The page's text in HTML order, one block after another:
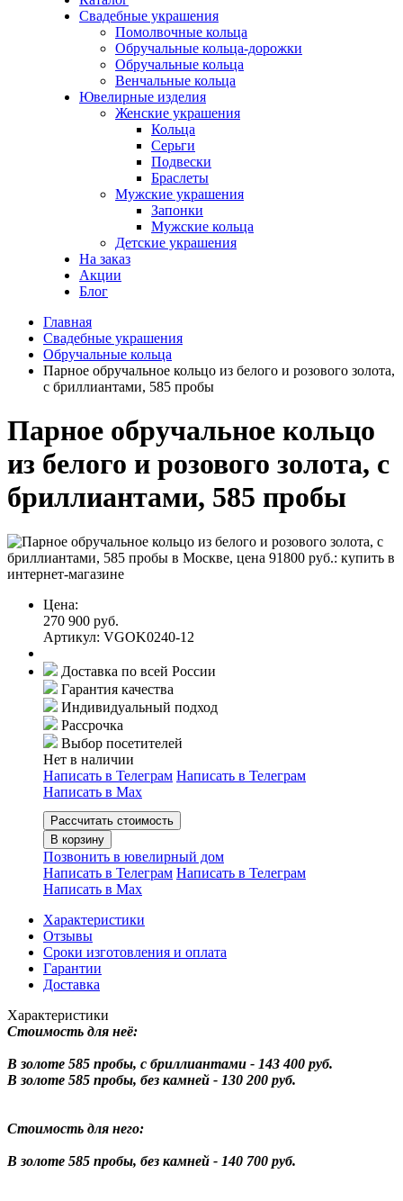
Свадебные украшения
Помолвочные кольца
Обручальные кольца-дорожки
Обручальные кольца
Венчальные кольца
Ювелирные изделия
Женские украшения
Кольца
Серьги
Подвески
Браслеты
Мужские украшения
Запонки
Мужские кольца
Детские украшения
На заказ
Акции
Блог
Главная
Свадебные украшения
Обручальные кольца
Парное обручальное кольцо из белого и розового золота,
с бриллиантами, 585 пробы
Парное обручальное кольцо
из белого и розового золота, с
бриллиантами, 585 пробы
Цена:
270 900 руб.
Артикул: VGOK0240-12
Доставка по всей России
Гарантия качества
Индивидуальный подход
Рассрочка
Выбор посетителей
Нет в наличии
Написать в Телеграм Написать в Телеграм
Написать в Мах
Рассчитать стоимость
В корзину
Позвонить в ювелирный дом
Написать в Телеграм Написать в Телеграм
Написать в Мах
Характеристики
Отзывы
Сроки изготовления и оплата
Гарантии
Доставка
Характеристики
Стоимость для неё:
В золоте 585 пробы, с бриллиантами - 143 400 руб.
В золоте 585 пробы, без камней - 130 200 руб.
Стоимость для него:
В золоте 585 пробы, без камней - 140 700 руб.